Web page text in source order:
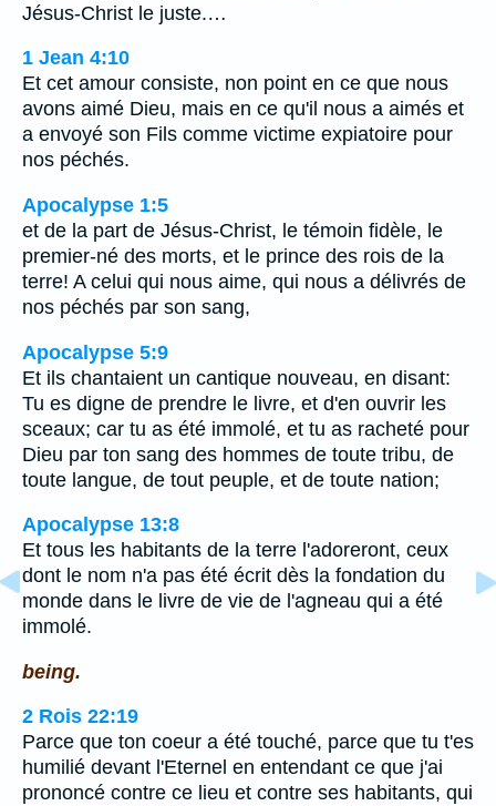
Jésus-Christ le juste.…
1 Jean 4:10
Et cet amour consiste, non point en ce que nous
avons aimé Dieu, mais en ce qu'il nous a aimés et
a envoyé son Fils comme victime expiatoire pour
nos péchés.
Apocalypse 1:5
et de la part de Jésus-Christ, le témoin fidèle, le
premier-né des morts, et le prince des rois de la
terre! A celui qui nous aime, qui nous a délivrés de
nos péchés par son sang,
Apocalypse 5:9
Et ils chantaient un cantique nouveau, en disant:
Tu es digne de prendre le livre, et d'en ouvrir les
sceaux; car tu as été immolé, et tu as racheté pour
Dieu par ton sang des hommes de toute tribu, de
toute langue, de tout peuple, et de toute nation;
Apocalypse 13:8
Et tous les habitants de la terre l'adoreront, ceux
dont le nom n'a pas été écrit dès la fondation du
monde dans le livre de vie de l'agneau qui a été
immolé.
being.
2 Rois 22:19
Parce que ton coeur a été touché, parce que tu t'es
humilié devant l'Eternel en entendant ce que j'ai
prononcé contre ce lieu et contre ses habitants, qui